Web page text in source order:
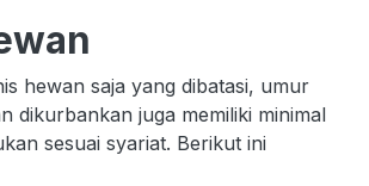
hewan saja yang dibatasi, umur
dikurbankan juga memiliki minimal
sesuai syariat. Berikut ini